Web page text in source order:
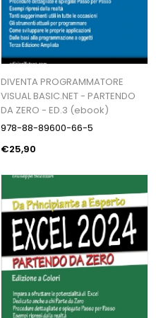
DIVENTA PROGRAMMATORE
VISUAL BASIC.NET - PARTENDO
DA ZERO - ED.3 (ebook)
978-88-89600-66-5
€25,90